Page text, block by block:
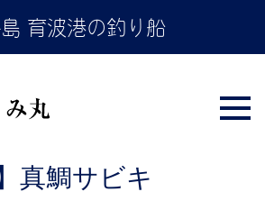
育波港の釣り船
真鯛サビキ